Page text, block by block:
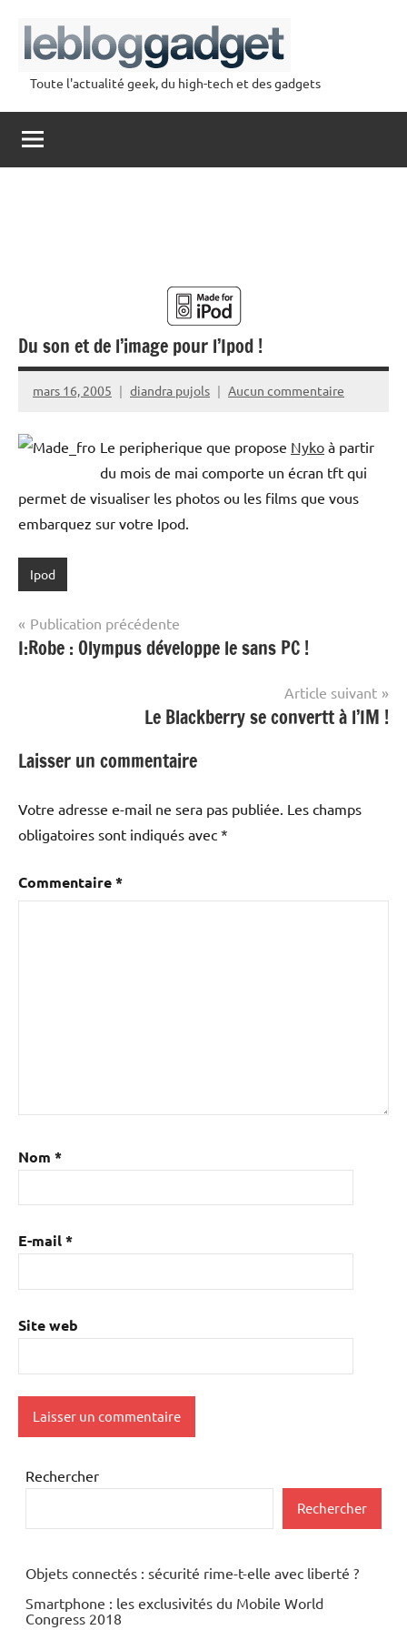
contenu
lebloggadget
Toute l'actualité geek, du high-tech et des gadgets
Du son et de l’image pour l’Ipod !
mars 16, 2005 diandra pujols Aucun commentaire
Le peripherique que propose Nyko à partir
du mois de mai comporte un écran tft qui
permet de visualiser les photos ou les films que vous
embarquez sur votre Ipod.
Ipod
Navigation
de
Publication précédente
I:Robe : Olympus développe le sans PC !
Article suivant
Le Blackberry se convertt à l’IM !
Laisser un commentaire
Votre adresse e-mail ne sera pas publiée. Les champs
obligatoires sont indiqués avec *
Commentaire*
Nom *
E-mail*
Site web
Rechercher
Rechercher
Objets connectés : sécurité rime-t-elle avec liberté ?
Smartphone : les exclusivités du Mobile World
Congress 2018